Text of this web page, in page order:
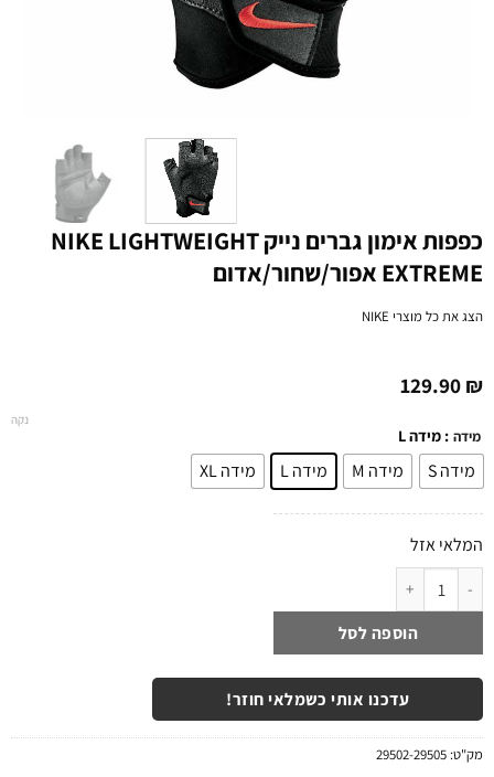
כפפות אימון גברים נייק NIKE LIGHTWEIGHT
EXTREME אפור/שחור/אדום
הצג את כל מוצריNIKE
129.90₪
מידה : מידה L
מידה S מידה M מידה L מידה XL
נקה
המלאי אזל
כמות של כפפות אימון גברים נייק NIKE LIGHTWEIGHT EXTREME אפור/שחור/אדום
הוספה לסל
עדכנו אותי כשמלאי חוזר!
מק"ט:29502-29505